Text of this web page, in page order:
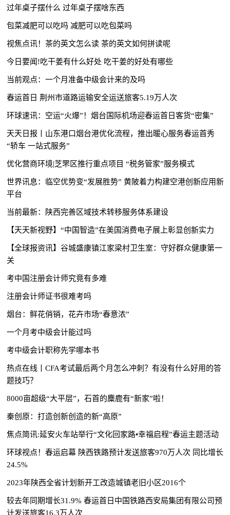
过年桌子摆什么 过年桌子摆啥东西
包菜减肥可以吃吗 减肥可以吃包菜吗
视焦点讯！茶的英文怎么读 茶的英文如何拼读呢
今日要闻!吃干姜有什么好处 吃干姜的好处有哪些
当前观点：一个月准备中级会计来的及吗
春运首日 荆州市道路运输安全运送旅客5.19万人次
环球速讯：空运“火爆”！烟台国际机场迎春运首日客货“密集”
天天日报丨山东港口烟台港优化流程，推出暖心服务春运首秀
“轿车 一站式服务”
优化营商环境|芝罘区推行重点项目 “税务管家”服务模式
世界讯息：临空优势变“发展胜势” 黄陂着力构建空港创新应用新
平台
当前最新：陕西完善区域技术转移服务体系建设
【天天新视野】“中国智造”在美国消费电子展上彰显创新实力
【全球报资讯】谷城​盛康镇江家梁村卫生室：守好群众健康第一
关
考中国注册会计师究竟有多难
注册会计师证书很难考吗
烟台：鲜花俏销，花卉市场“春意浓”
一个月考中级会计能过吗
考中级会计职称先学哪本书
热点在线丨CFA考试最后两个月怎么冲刺？有没有什么好用的答
题技巧？
8000亩超级“大平层”，石首的麋鹿有“新家”啦！
秦创原：打造创新创造的新“高原”
焦点简讯:延安火车站举行“文化回家路•幸福启程”春运主题活动
环球视点！春运启幕 陕西铁路预计发送旅客970万人次 同比增长
24.5%
2023年陕西全省计划新开工改造城镇老旧小区2016个
较去年同期增长31.9% 春运首日中国铁路西安局集团有限公司预
计发送旅客16.3万人次